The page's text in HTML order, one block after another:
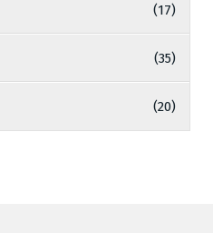
(17)
(35)
(20)